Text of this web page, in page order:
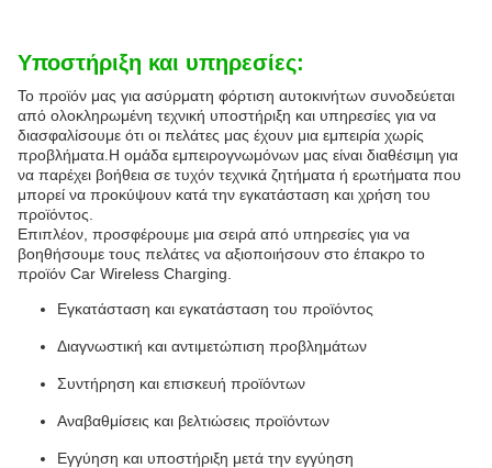
Υποστήριξη και υπηρεσίες:
Το προϊόν μας για ασύρματη φόρτιση αυτοκινήτων συνοδεύεται
από ολοκληρωμένη τεχνική υποστήριξη και υπηρεσίες για να
διασφαλίσουμε ότι οι πελάτες μας έχουν μια εμπειρία χωρίς
προβλήματα.Η ομάδα εμπειρογνωμόνων μας είναι διαθέσιμη για
να παρέχει βοήθεια σε τυχόν τεχνικά ζητήματα ή ερωτήματα που
μπορεί να προκύψουν κατά την εγκατάσταση και χρήση του
προϊόντος.
Επιπλέον, προσφέρουμε μια σειρά από υπηρεσίες για να
βοηθήσουμε τους πελάτες να αξιοποιήσουν στο έπακρο το
προϊόν Car Wireless Charging.
Εγκατάσταση και εγκατάσταση του προϊόντος
Διαγνωστική και αντιμετώπιση προβλημάτων
Συντήρηση και επισκευή προϊόντων
Αναβαθμίσεις και βελτιώσεις προϊόντων
Εγγύηση και υποστήριξη μετά την εγγύηση